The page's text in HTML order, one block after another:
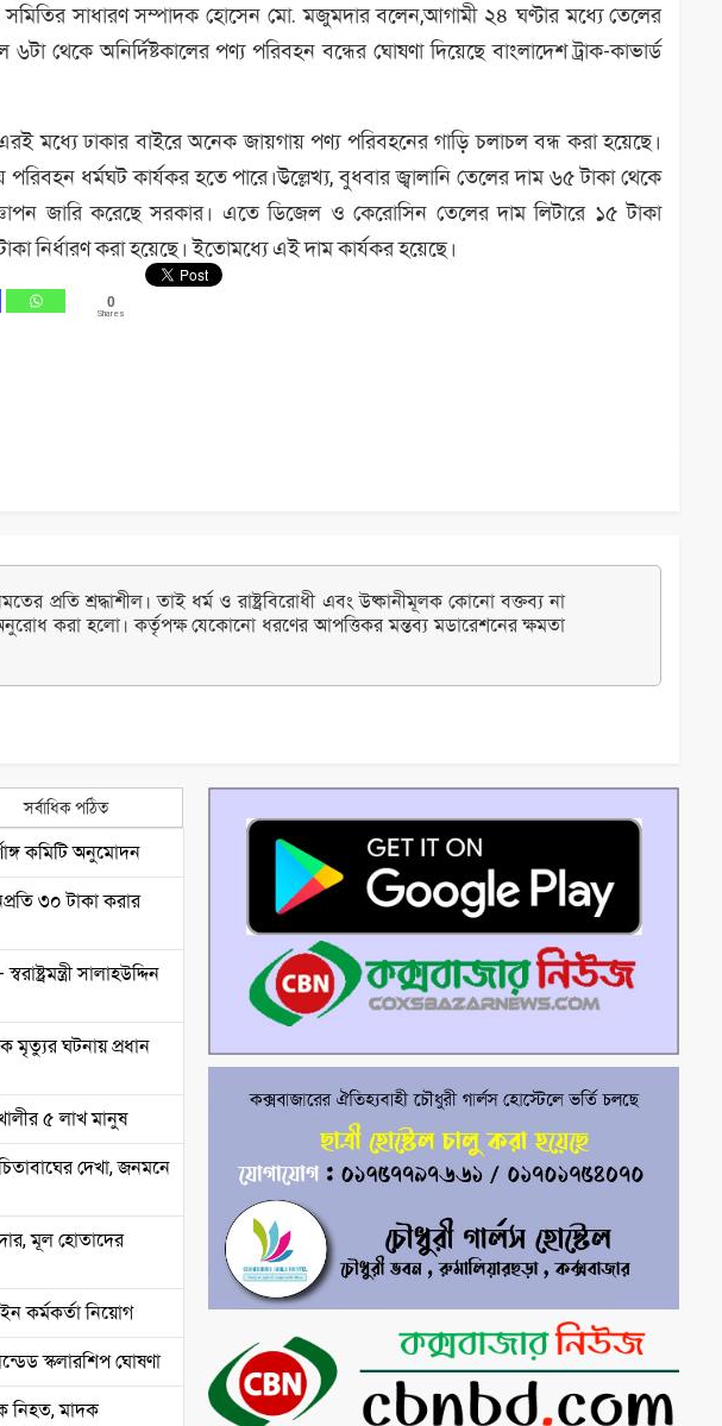
সমিতির সাধারণ সম্পাদক হোসেন মো. মজুমদার বলেন,আগামী ২৪ ঘণ্টার মধ্যে তেলের
থেকে অনির্দিষ্টকালের পণ্য পরিবহন বন্ধের ঘোষণা দিয়েছে বাংলাদেশ ট্রাক-কাভার্ড
মধ্যে ঢাকার বাইরে অনেক জায়গায় পণ্য পরিবহনের গাড়ি চলাচল বন্ধ করা হয়েছে।
ধর্মঘট কার্যকর হতে পারে।উল্লেখ্য, বুধবার জ্বালানি তেলের দাম ৬৫ টাকা থেকে
জারি করেছে সরকার। এতে ডিজেল ও কেরোসিন তেলের দাম লিটারে ১৫ টাকা
নির্ধারণ করা হয়েছে। ইতোমধ্যে এই দাম কার্যকর হয়েছে।
0
Shares
প্রতি শ্রদ্ধাশীল। তাই ধর্ম ও রাষ্ট্রবিরোধী এবং উষ্কানীমূলক কোনো বক্তব্য না
করা হলো। কর্তৃপক্ষ যেকোনো ধরণের আপত্তিকর মন্তব্য মডারেশনের ক্ষমতা
সর্বাধিক পঠিত
কমিটি অনুমোদন
৩০ টাকা করার
সালাহউদ্দিন
মৃত্যুর ঘটনায় প্রধান
৫ লাখ মানুষ
দেখা, জনমনে
মূল হোতাদের
কর্মকর্তা নিয়োগ
স্কলারশিপ ঘোষণা
নিহত, মাদক